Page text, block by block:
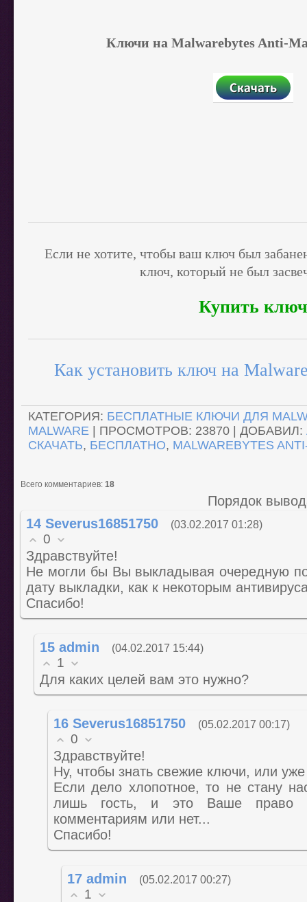
Ключи на Malwarebytes Anti-
Если не хотите, чтобы ваш ключ был
ключ, который не был
Купить ключ
Как установить ключ на
КАТЕГОРИЯ: БЕСПЛАТНЫЕ КЛЮЧИ ДЛЯ
MALWARE
ПРОСМОТРОВ: 23870 | ДОБАВИЛ:
СКАЧАТЬ, БЕСПЛАТНО, MALWAREBYTES
Всего комментариев: 18
Порядок
14 Severus16851750 (03.02.2017 01:28)
0
Здравствуйте!
Не могли бы Вы выкладывая очередную
дату выкладки, как к некоторым
Спасибо!
15 admin (04.02.2017 15:44)
1
Для каких целей вам это нужно?
16 Severus16851750 (05.02.2017 00:17)
0
Здравствуйте!
Ну, чтобы знать свежие ключи, или
Если дело хлопотное, то не стану
лишь гость, и это Ваше право
комментариям или нет...
Спасибо!
17 admin (05.02.2017 00:27)
1